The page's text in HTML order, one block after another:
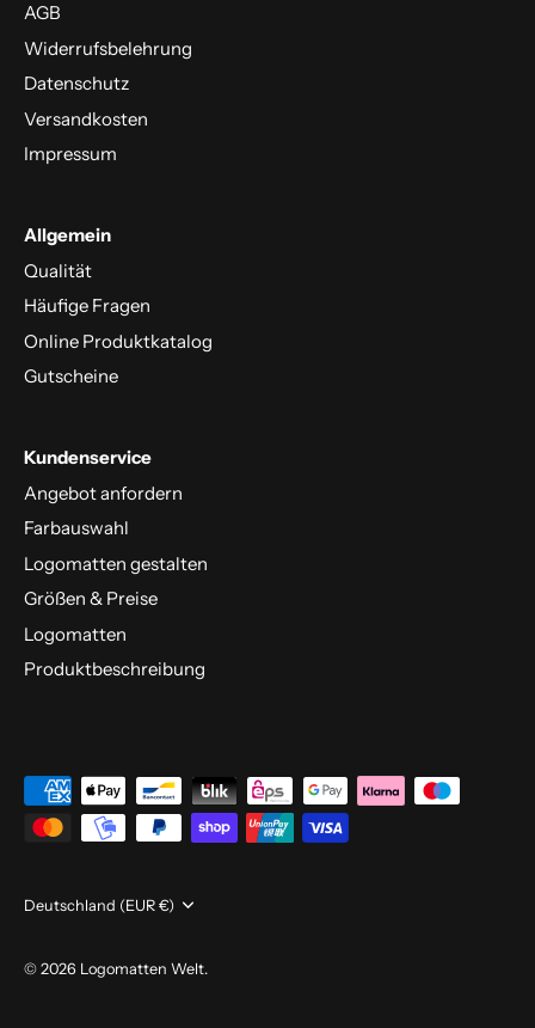
AGB
Widerrufsbelehrung
Datenschutz
Versandkosten
Impressum
Allgemein
Qualität
Häufige Fragen
Online Produktkatalog
Gutscheine
Kundenservice
Angebot anfordern
Farbauswahl
Logomatten gestalten
Größen & Preise
Logomatten
Produktbeschreibung
Währung
Deutschland (EUR €)
© 2026 Logomatten Welt.